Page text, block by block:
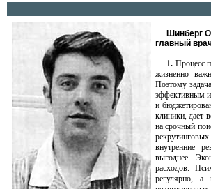
Шинберг
главный
1. Процесс
жизненно
Поэтому
эффективным и
и
клиники, дает
на срочный
внутренние
выгоднее.
расходов.
регулярно,